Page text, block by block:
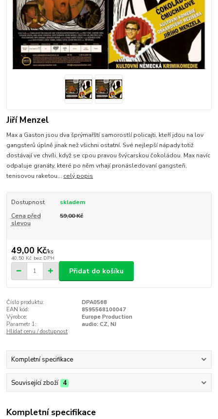
Jiří Menzel
Max a Gaston jsou dva šprýmařští samorostlí policajti, kteří jdou na lov
gangsterů úplně jinak než všichni ostatní. Své nejlepší nápady totiž
dostávají ve chvíli, když se cpou pravou švýcarskou čokoládou. Max navíc
odpaluje granáty, které po něm vrhají pronásledovaní gangsteři,
tenisovou raketou... celý popis
Dostupnost
skladem
Cena před
slevou
59,00 Kč
49,00 Kč/ks
40,50 Kč bez DPH
Přidat do košíku
Číslo produktu:
DPA0568
EAN kód:
8595568100047
Výrobce:
Europe Production
Parametr 1:
audio: CZ, NJ
Hlídat cenu / dostupnost
Kompletní specifikace
Související zboží 4
Kompletní specifikace